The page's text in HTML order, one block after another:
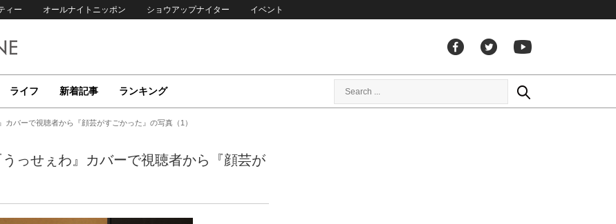
ィー オールナイトニッポン ショウアップナイター イベント
ライフ 新着記事 ランキング
バーで視聴者から『顔芸がすごかった』の写真（1）
っせぇわ』カバーで視聴者から『顔芸が